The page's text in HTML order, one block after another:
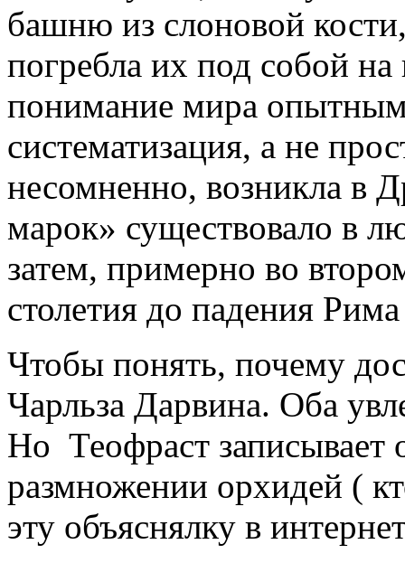
башню из слоновой
погребла их под собой
понимание мира опытным
систематизация, а не
несомненно, возникла в
марок» существовало в
затем, примерно во
столетия до падения
Чтобы понять, почему
Чарльза Дарвина. Оба
Но Теофраст записывает
размножении орхидей (
эту объяснялку в